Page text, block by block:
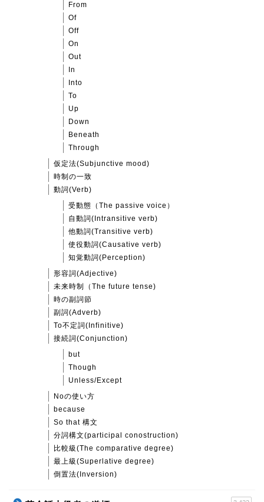
From
Of
Off
On
Out
In
Into
To
Up
Down
Beneath
Through
仮定法(Subjunctive mood)
時制の一致
動詞(Verb)
受動態（The passive voice）
自動詞(Intransitive verb)
他動詞(Transitive verb)
使役動詞(Causative verb)
知覚動詞(Perception)
形容詞(Adjective)
未来時制（The future tense)
時の副詞節
副詞(Adverb)
To不定詞(Infinitive)
接続詞(Conjunction)
but
Though
Unless/Except
Noの使い方
because
So that 構文
分詞構文(participal conostruction)
比較級(The comparative degree)
最上級(Superlative degree)
倒置法(Inversion)